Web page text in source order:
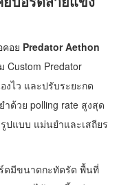
อย Predator Aethon
Custom Predator
งไว และปรับระยะกด
ด้วย polling rate สูงสุด
ปแบบ แม่นยำและเสถียร
ดมีขนาดกะทัดรัด พื้นที่